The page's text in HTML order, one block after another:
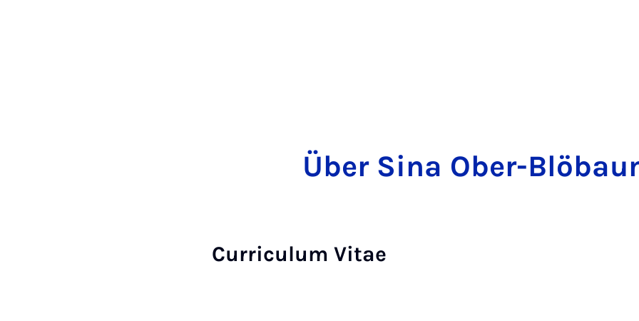
Über Sina Ober-
Curriculum Vitae